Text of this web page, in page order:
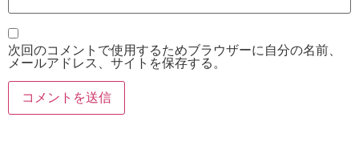
次回のコメントで使用するためブラウザーに自分の名前、
メールアドレス、サイトを保存する。